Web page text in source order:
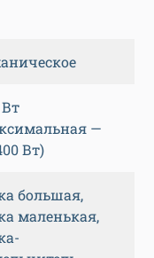
—
Вт)
большая,
маленькая,